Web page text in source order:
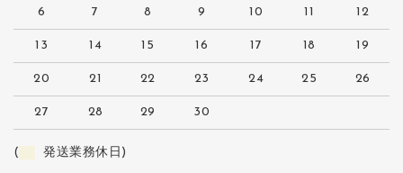
6 7 8 9 10 11 12
13 14 15 16 17 18 19
20 21 22 23 24 25 26
27 28 29 30
( 発送業務休日)